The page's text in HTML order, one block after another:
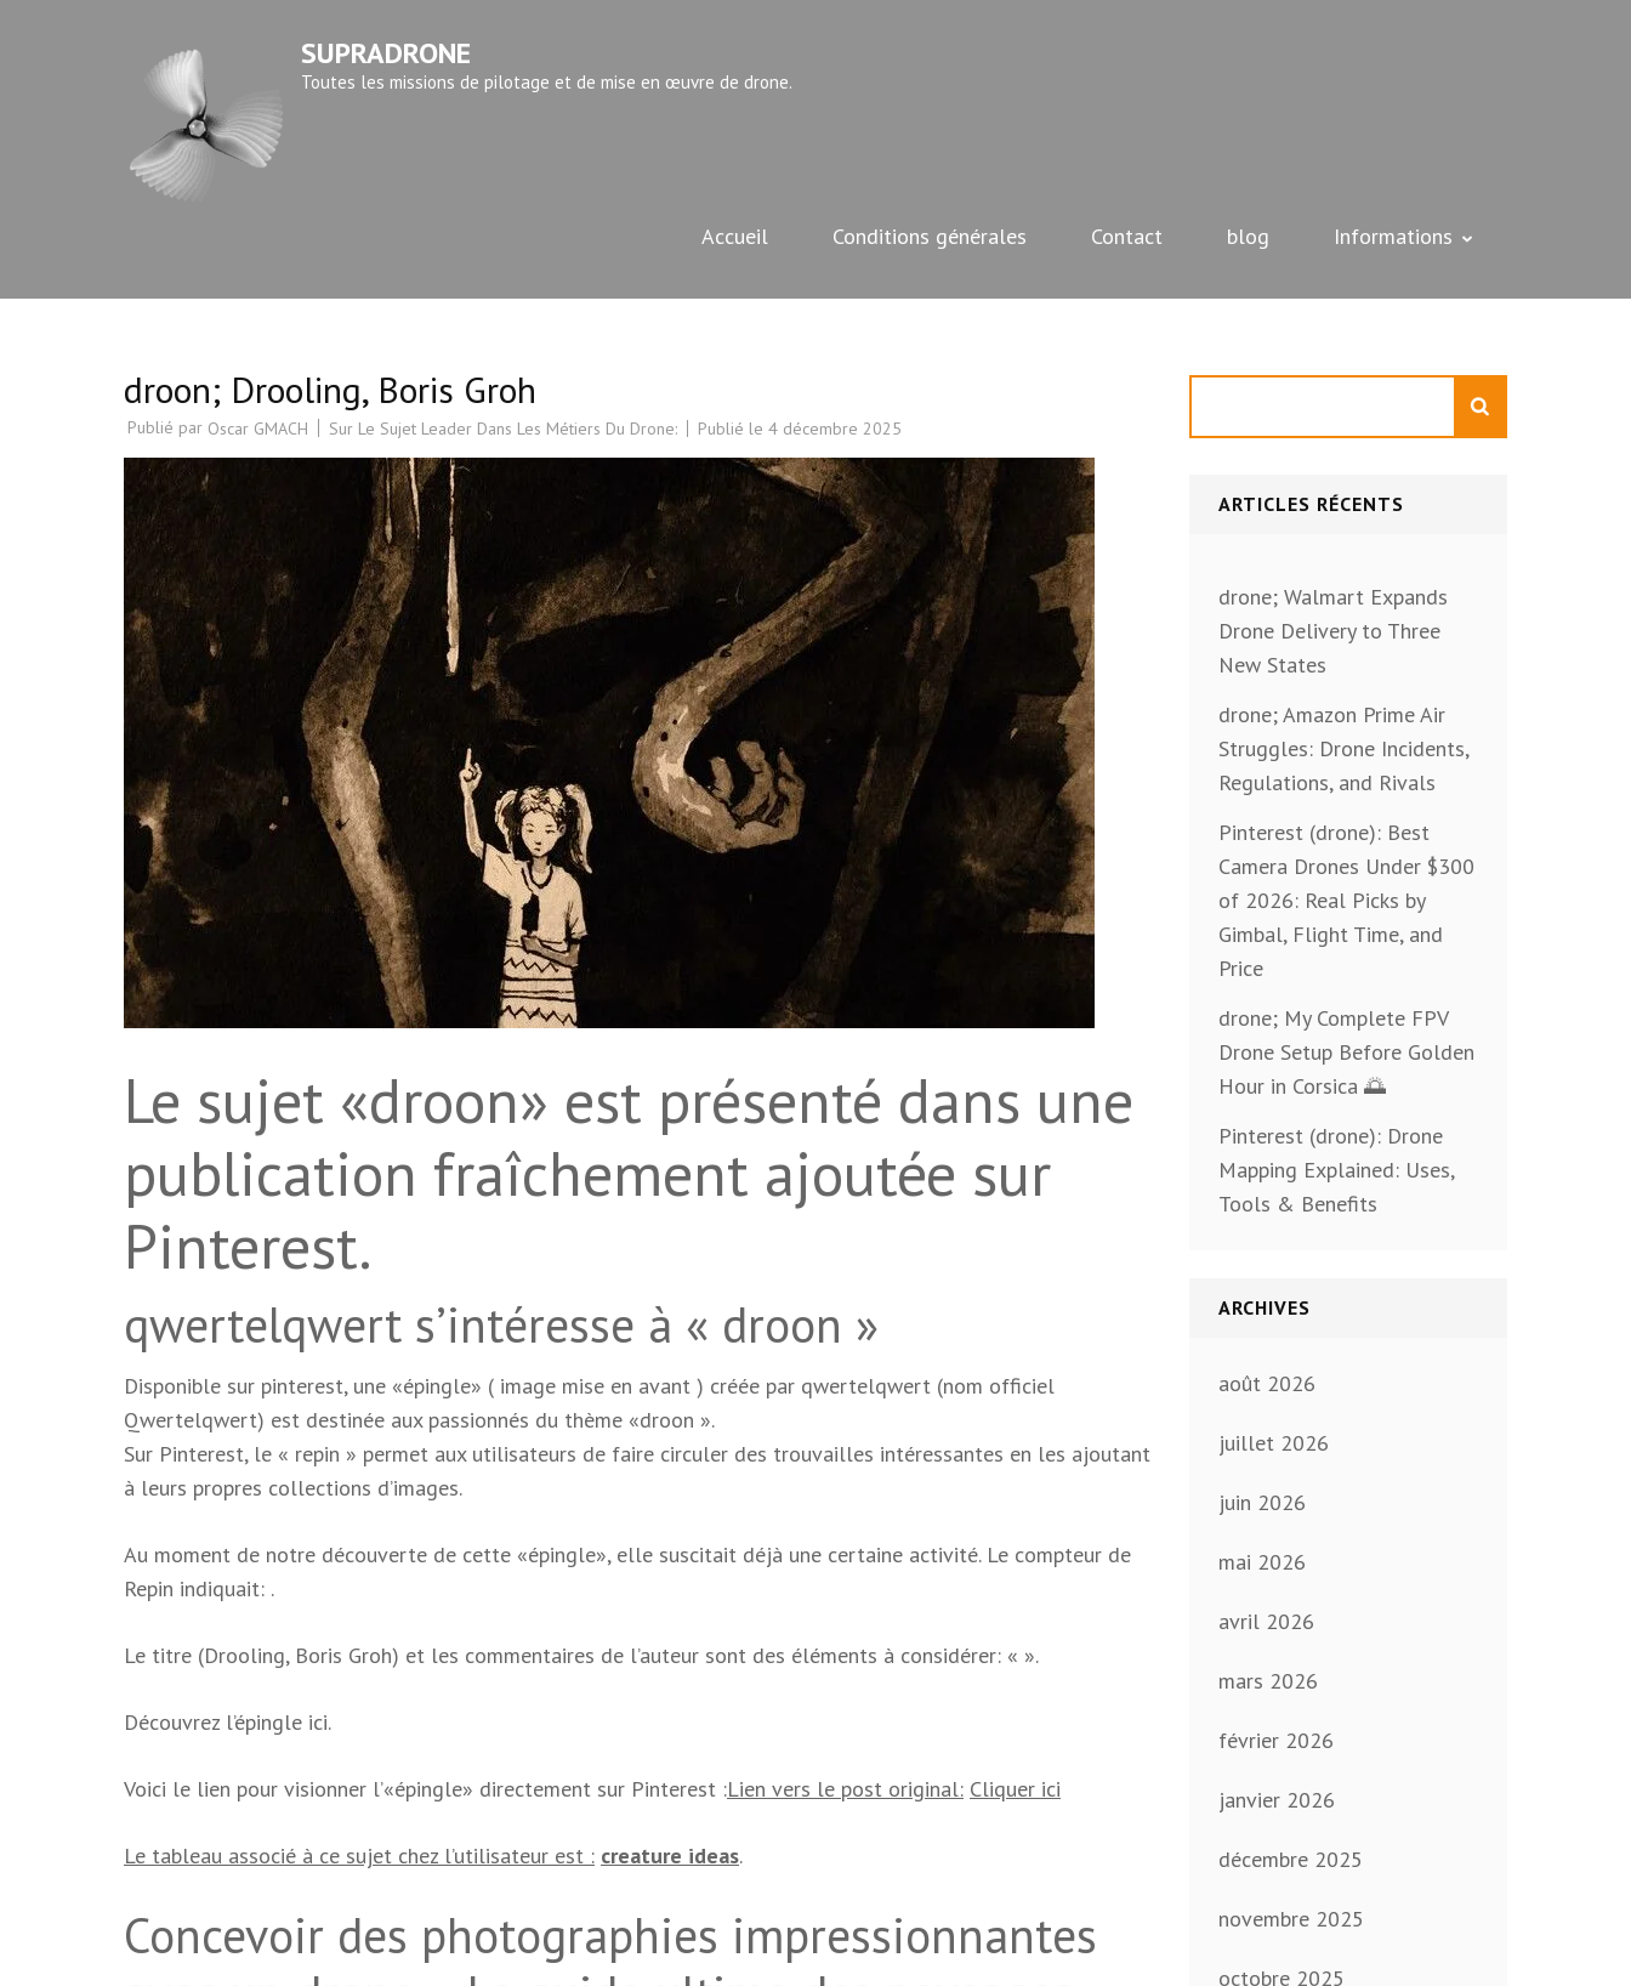
SUPRADRONE
Toutes les missions de pilotage et de mise en œuvre de drone.
Accueil Conditions générales Contact blog Informations
droon; Drooling, Boris Groh
Publié par Oscar GMACH Sur Le Sujet Leader Dans Les Métiers Du Drone: Publié le 4 décembre 2025
Le sujet «droon» est présenté dans une
publication fraîchement ajoutée sur
Pinterest.
qwertelqwert s’intéresse à « droon »
Disponible sur pinterest, une «épingle» ( image mise en avant ) créée par qwertelqwert (nom officiel
Qwertelqwert) est destinée aux passionnés du thème «droon ».
Sur Pinterest, le « repin » permet aux utilisateurs de faire circuler des trouvailles intéressantes en les ajoutant
à leurs propres collections d’images.
Au moment de notre découverte de cette «épingle», elle suscitait déjà une certaine activité. Le compteur de
Repin indiquait: .
Le titre (Drooling, Boris Groh) et les commentaires de l’auteur sont des éléments à considérer: « ».
Découvrez l’épingle ici.
Voici le lien pour visionner l’«épingle» directement sur Pinterest :Lien vers le post original: Cliquer ici
Le tableau associé à ce sujet chez l’utilisateur est : creature ideas.
Concevoir des photographies impressionnantes
ARTICLES RÉCENTS
drone; Walmart Expands
Drone Delivery to Three
New States
drone; Amazon Prime Air
Struggles: Drone Incidents,
Regulations, and Rivals
Pinterest (drone): Best
Camera Drones Under $300
of 2026: Real Picks by
Gimbal, Flight Time, and
Price
drone; My Complete FPV
Drone Setup Before Golden
Hour in Corsica 🌅
Pinterest (drone): Drone
Mapping Explained: Uses,
Tools & Benefits
ARCHIVES
août 2026
juillet 2026
juin 2026
mai 2026
avril 2026
mars 2026
février 2026
janvier 2026
décembre 2025
novembre 2025
octobre 2025